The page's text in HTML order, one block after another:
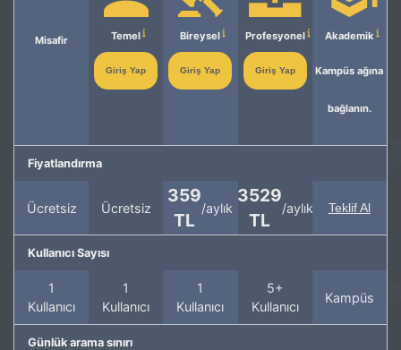
Misafir Temel
Giriş Yap
Bireysel
Giriş Yap
Profesyonel
Giriş Yap
Akademik
Kampüs ağına
bağlanın.
Fiyatlandırma
Ücretsiz Ücretsiz
359
TL
/aylık
3529
TL
/aylık Teklif Al
Kullanıcı Sayısı
1
Kullanıcı
1
Kullanıcı
1
Kullanıcı
5+
Kullanıcı
Kampüs
Günlük arama sınırı